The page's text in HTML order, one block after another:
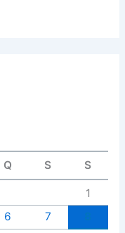
Q S S
1
6 7